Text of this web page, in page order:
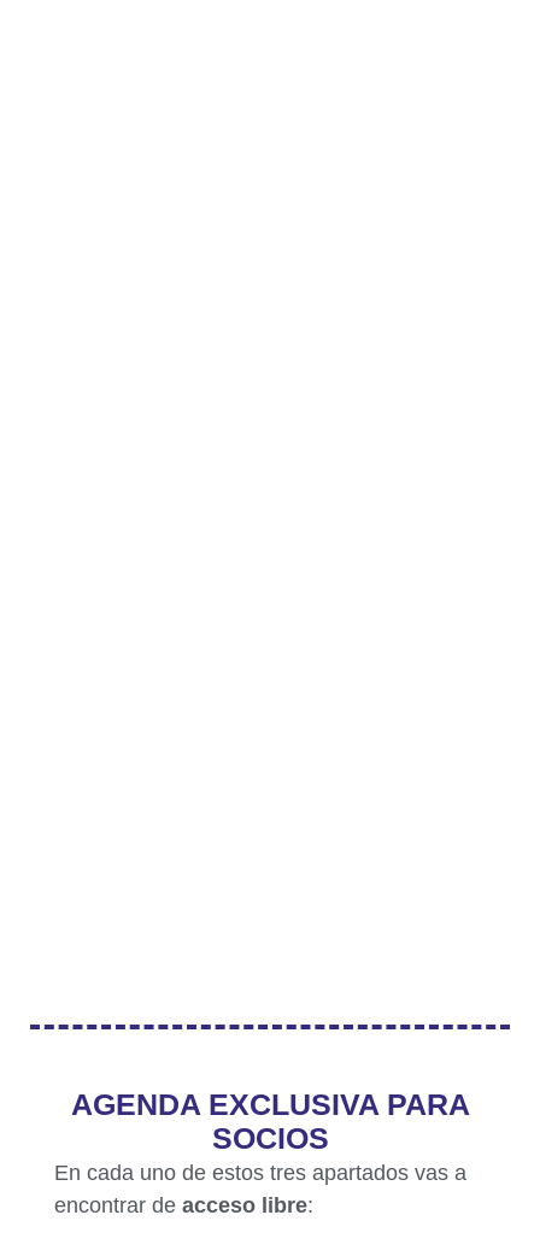
AGENDA EXCLUSIVA PARA
SOCIOS
En cada uno de estos tres apartados vas a
encontrar de acceso libre: